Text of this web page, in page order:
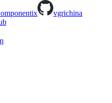
vgrichina